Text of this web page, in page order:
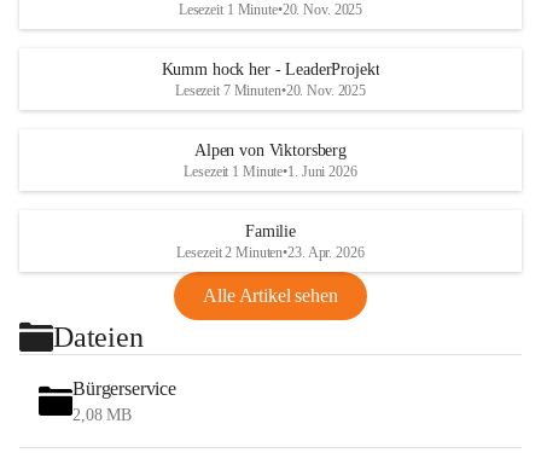
Lesezeit 1 Minute•20. Nov. 2025
Kumm hock her - LeaderProjekt
Lesezeit 7 Minuten•20. Nov. 2025
Alpen von Viktorsberg
Lesezeit 1 Minute•1. Juni 2026
Familie
Lesezeit 2 Minuten•23. Apr. 2026
Alle Artikel sehen
Dateien
Bürgerservice
2,08 MB